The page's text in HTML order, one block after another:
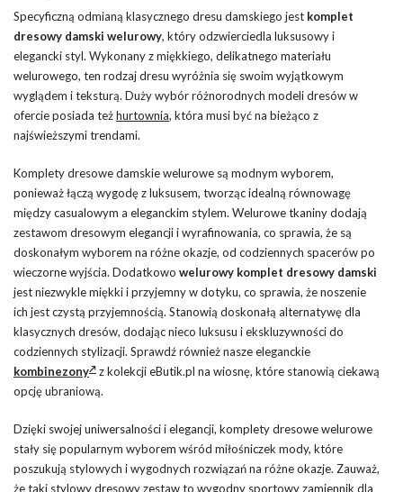
Specyficzną odmianą klasycznego dresu damskiego jest komplet
dresowy damski welurowy, który odzwierciedla luksusowy i
elegancki styl. Wykonany z miękkiego, delikatnego materiału
welurowego, ten rodzaj dresu wyróżnia się swoim wyjątkowym
wyglądem i teksturą. Duży wybór różnorodnych modeli dresów w
ofercie posiada teżhurtownia, która musi być na bieżąco z
najświeższymi trendami.
Komplety dresowe damskie welurowe są modnym wyborem,
ponieważ łączą wygodę z luksusem, tworząc idealną równowagę
między casualowym a eleganckim stylem. Welurowe tkaniny dodają
zestawom dresowym elegancji i wyrafinowania, co sprawia, że są
doskonałym wyborem na różne okazje, od codziennych spacerów po
wieczorne wyjścia. Dodatkowo welurowy komplet dresowy damski
jest niezwykle miękki i przyjemny w dotyku, co sprawia, że noszenie
ich jest czystą przyjemnością. Stanowią doskonałą alternatywę dla
klasycznych dresów, dodając nieco luksusu i ekskluzywności do
codziennych stylizacji. Sprawdź również nasze eleganckie
kombinezony
z kolekcji eButik.pl na wiosnę, które stanowią ciekawą
opcję ubraniową.
Dzięki swojej uniwersalności i elegancji, komplety dresowe welurowe
stały się popularnym wyborem wśród miłośniczek mody, które
poszukują stylowych i wygodnych rozwiązań na różne okazje. Zauważ,
że taki stylowy dresowy zestaw to wygodny sportowy zamiennik dla